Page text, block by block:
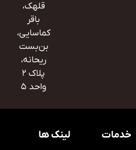
قلهک،
باقر
کماسایی،
بن‌بست
ریحانه،
پلاک ۲
واحد ۵
خدمات لینک ها